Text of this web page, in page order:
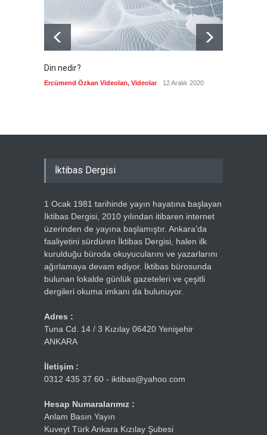
Din nedir?
Ercümend Özkan Videoları, Videolar 12 Aralık 2020
İktibas Dergisi
1 Ocak 1981 tarihinde yayın hayatına başlayan
İktibas Dergisi, 2010 yılından itibaren internet
üzerinden de yayına başlamıştır. Ankara’da
faaliyetini sürdüren İktibas Dergisi, halen ilk
kurulduğu büroda okuyucularını ve yazarlarını
ağırlamaya devam ediyor. İktibas bürosunda
bulunan lokalde günlük gazeteleri ve çeşitli
dergileri okuma imkanı da bulunuyor.
Adres :
Tuna Cd. 14 / 3 Kızılay 06420 Yenişehir
ANKARA
İletişim :
0312 435 37 60 - iktibas@yahoo.com
Hesap Numaralarımız :
Anlam Basın Yayın
Kuveyt Türk Ankara Kızılay Şubesi